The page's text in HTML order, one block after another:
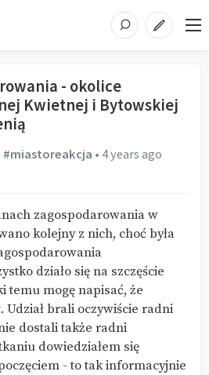
- okolice
Kwietnej i Bytowskiej
#miastoreakcja • 4 years ago
zagospodarowania w
kolejny z nich, choć była
działo się na szczęście
temu mogę napisać, że
Udział brali oczywiście radni
dostali także radni
dowiedziałem się
- to tak informacyjnie